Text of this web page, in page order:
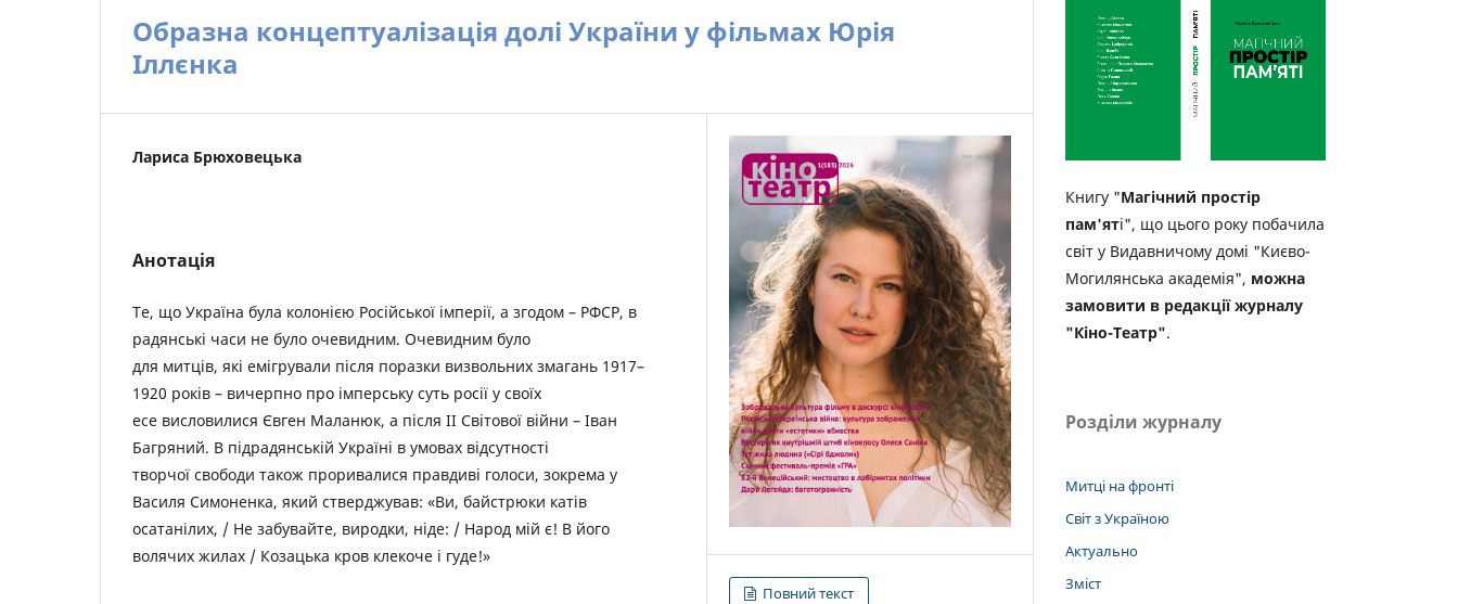
Образна концептуалізація долі України у фільмах Юрія
Іллєнка
Лариса Брюховецька
Анотація
Те, що Україна була колонією Російської імперії, а згодом – РФСР, в
радянські часи не було очевидним. Очевидним було
для митців, які емігрували після поразки визвольних змагань 1917–
1920 років – вичерпно про імперську суть росії у своїх
есе висловилися Євген Маланюк, а після ІІ Світової війни – Іван
Багряний. В підрадянській Україні в умовах відсутності
творчої свободи також проривалися правдиві голоси, зокрема у
Василя Симоненка, який стверджував: «Ви, байстрюки катів
осатанілих, / Не забувайте, виродки, ніде: / Народ мій є! В його
волячих жилах / Козацька кров клекоче і гуде!»
Повний текст
Книгу "Магічний простір
пам'яті", що цього року побачила
світ у Видавничому домі "Києво-
Могилянська академія", можна
замовити в редакції журналу
"Кіно-Театр".
Розділи журналу
Митці на фронті
Світ з Україною
Актуально
Зміст